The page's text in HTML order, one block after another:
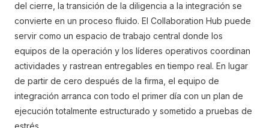
del cierre, la transición de la diligencia a la integración se
convierte en un proceso fluido. El Collaboration Hub puede
servir como un espacio de trabajo central donde los
equipos de la operación y los líderes operativos coordinan
actividades y rastrean entregables en tiempo real. En lugar
de partir de cero después de la firma, el equipo de
integración arranca con todo el primer día con un plan de
ejecución totalmente estructurado y sometido a pruebas de
estrés.